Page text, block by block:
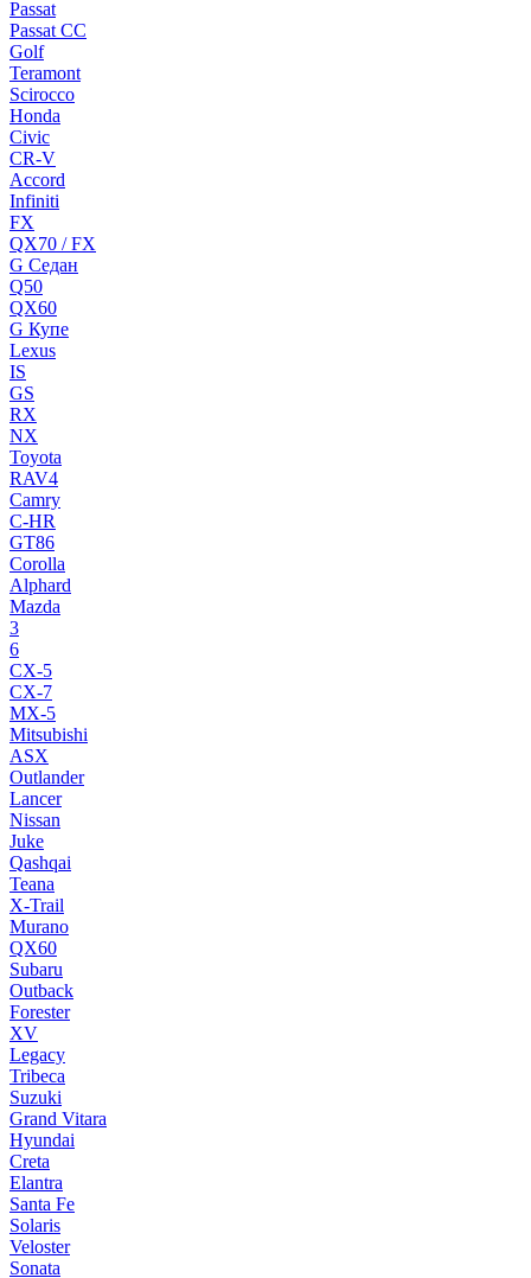
Passat
Passat CC
Golf
Teramont
Scirocco
Honda
Civic
CR-V
Accord
Infiniti
FX
QX70 / FX
G Cедан
Q50
QX60
G Купе
Lexus
IS
GS
RX
NX
Toyota
RAV4
Camry
C-HR
GT86
Corolla
Alphard
Mazda
3
6
CX-5
CX-7
MX-5
Mitsubishi
ASX
Outlander
Lancer
Nissan
Juke
Qashqai
Teana
X-Trail
Murano
QX60
Subaru
Outback
Forester
XV
Legacy
Tribeca
Suzuki
Grand Vitara
Hyundai
Creta
Elantra
Santa Fe
Solaris
Veloster
Sonata